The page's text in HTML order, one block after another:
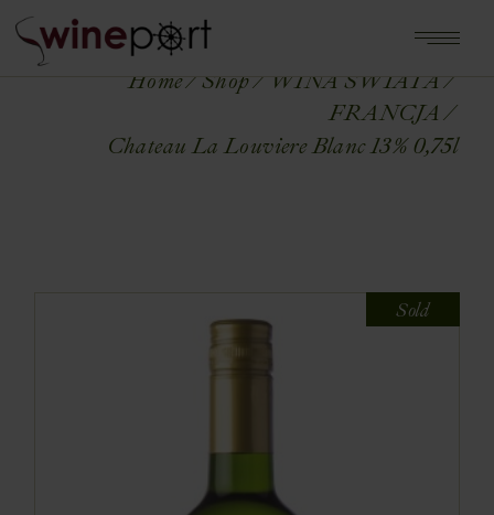
Home Shop
WINA ŚWIATA
FRANCJA
Chateau La Louviere Blanc 13% 0,75l
Sold